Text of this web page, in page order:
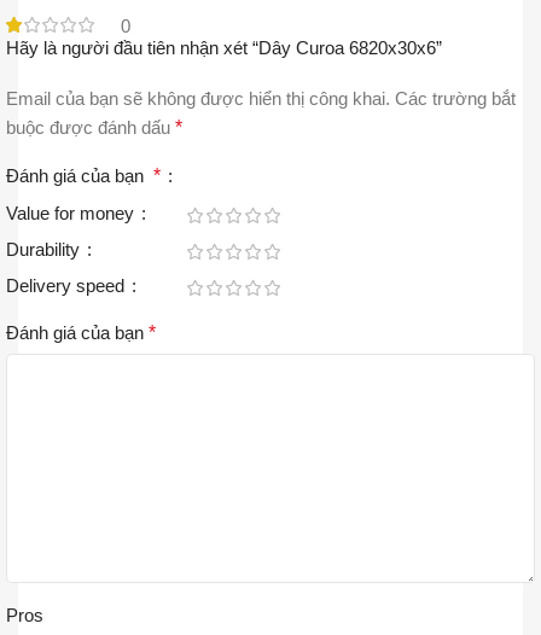
0
Hãy là người đầu tiên nhận xét “Dây Curoa 6820x30x6”
Email của bạn sẽ không được hiển thị công khai. Các trường bắt
buộc được đánh dấu *
Đánh giá của bạn *
Value for money
Durability
Delivery speed
Đánh giá của bạn *
Pros